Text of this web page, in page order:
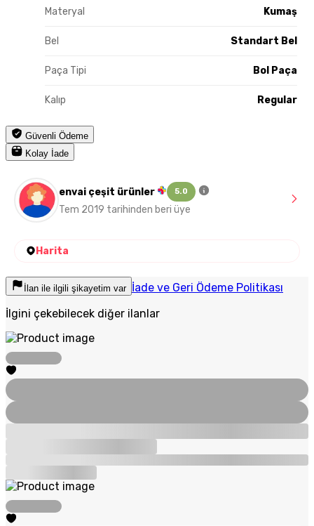
Materyal Kumaş
Bel Standart Bel
Paça Tipi Bol Paça
Kalıp Regular
Güvenli Ödeme
Kolay İade
envai çeşit ürünler 5.0
Tem 2019 tarihinden beri üye
Harita
İlan ile ilgili şikayetim var İade ve Geri Ödeme Politikası
İlgini çekebilecek diğer ilanlar